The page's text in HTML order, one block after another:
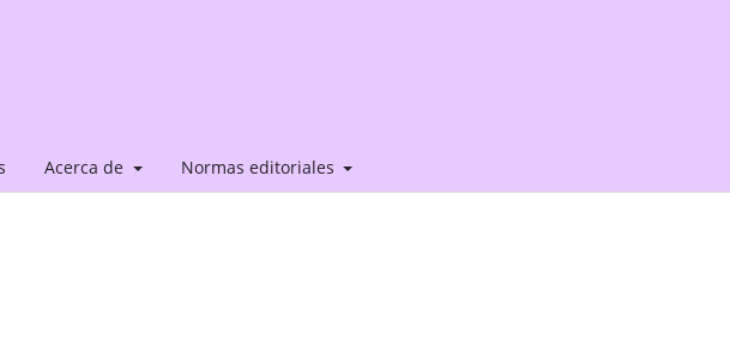
Acerca de Normas editoriales